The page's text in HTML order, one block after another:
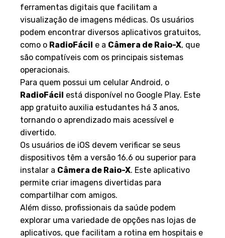
ferramentas digitais que facilitam a
visualização de imagens médicas. Os usuários
podem encontrar diversos aplicativos gratuitos,
como o RadioFácil e a Câmera de Raio-X, que
são compatíveis com os principais sistemas
operacionais.
Para quem possui um celular Android, o
RadioFácil está disponível no Google Play. Este
app gratuito auxilia estudantes há 3 anos,
tornando o aprendizado mais acessível e
divertido.
Os usuários de iOS devem verificar se seus
dispositivos têm a versão 16.6 ou superior para
instalar a Câmera de Raio-X. Este aplicativo
permite criar imagens divertidas para
compartilhar com amigos.
Além disso, profissionais da saúde podem
explorar uma variedade de opções nas lojas de
aplicativos, que facilitam a rotina em hospitais e